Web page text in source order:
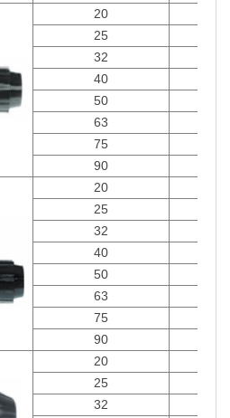
20
25
32
40
50
63
75
90
20
25
32
40
50
63
75
90
20
25
32